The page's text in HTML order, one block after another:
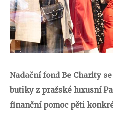
Nadační fond Be Charity
butiky z pražské luxusní
finanční pomoc pěti